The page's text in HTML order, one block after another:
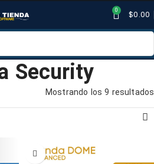
0 $0.00
Security
Mostrando los 9 resultados